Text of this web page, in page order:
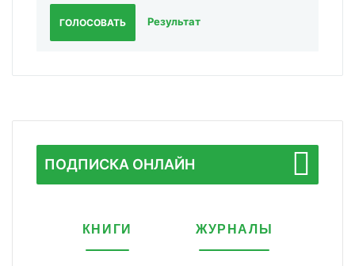
ГОЛОСОВАТЬ Результат
ПОДПИСКА ОНЛАЙН
КНИГИ ЖУРНАЛЫ